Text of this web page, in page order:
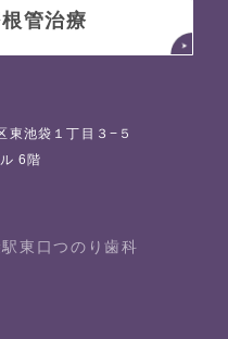
管治療
池袋１丁目３−５
6階
東⼝つのり⻭科